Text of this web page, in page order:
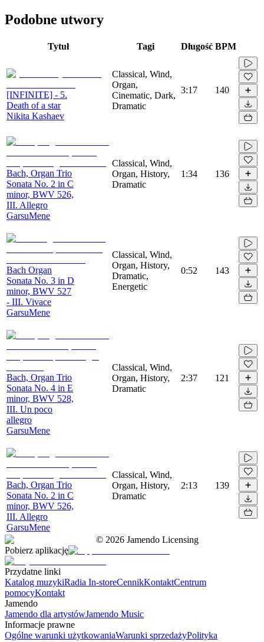
Podobne utwory
Tytuł Tagi Długość BPM
[INFINITE] - 5.
Death of a star
Nikita Kashaev
Classical, Wind,
Organ,
Cinematic, Dark,
Dramatic
3:17 140
Bach, Organ Trio
Sonata No. 2 in C
minor, BWV 526,
III. Allegro
GarsuMene
Classical, Wind,
Organ, History,
Dramatic
1:34 136
Bach Organ
Sonata No. 3 in D
minor, BWV 527
- III. Vivace
GarsuMene
Classical, Wind,
Organ, History,
Dramatic,
Energetic
0:52 143
Bach, Organ Trio
Sonata No. 4 in E
minor, BWV 528,
III. Un poco
allegro
GarsuMene
Classical, Wind,
Organ, History,
Dramatic
2:37 121
Bach, Organ Trio
Sonata No. 2 in C
minor, BWV 526,
III. Allegro
GarsuMene
Classical, Wind,
Organ, History,
Dramatic
2:13 139
© 2026 Jamendo Licensing
Pobierz aplikację
Przydatne linki
Katalog muzykiRadia In-storeCennikKontaktCentrum
pomocyKontakt
Jamendo
Jamendo dla artystówJamendo Music
Informacje prawne
Ogólne warunki użytkowaniaWarunki sprzedażyPolityka